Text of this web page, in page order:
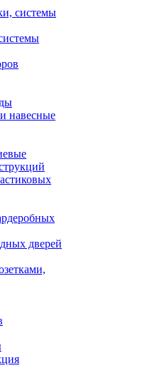
системы
навесные
дверей